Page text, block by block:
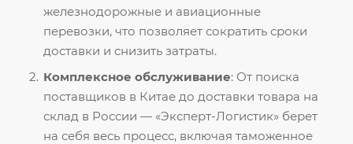
железнодорожные и авиационные
перевозки, что позволяет сократить сроки
доставки и снизить затраты.
Комплексное обслуживание: От поиска
поставщиков в Китае до доставки товара на
склад в России — «Эксперт-Логистик» берет
на себя весь процесс, включая таможенное